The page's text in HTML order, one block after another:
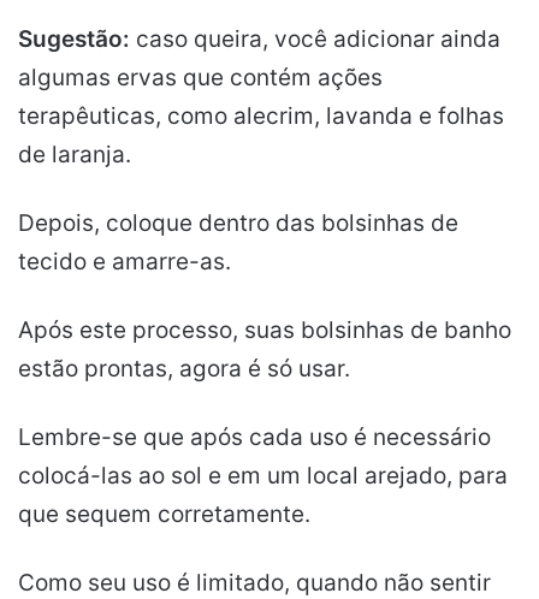
Sugestão: caso queira, você adicionar ainda
algumas ervas que contém ações
terapêuticas, como alecrim, lavanda e folhas
de laranja.
Depois, coloque dentro das bolsinhas de
tecido e amarre-as.
Após este processo, suas bolsinhas de banho
estão prontas, agora é só usar.
Lembre-se que após cada uso é necessário
colocá-las ao sol e em um local arejado, para
que sequem corretamente.
Como seu uso é limitado, quando não sentir